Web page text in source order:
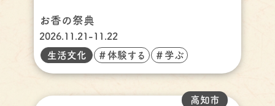
お香の祭典
2026.11.21-11.22
生活文化
＃体験する ＃学ぶ
高知市